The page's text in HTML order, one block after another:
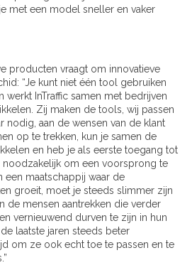
met een model sneller en vaker
producten vraagt om innovatieve
“Je kunt niet één tool gebruiken
werkt InTraffic samen met bedrijven
Zij maken de tools, wij passen
nodig, aan de wensen van de klant
op te trekken, kun je samen de
en heb je als eerste toegang tot
noodzakelijk om een voorsprong te
een maatschappij waar de
groeit, moet je steeds slimmer zijn
de mensen aantrekken die verder
vernieuwend durven te zijn in hun
laatste jaren steeds beter
om ze ook echt toe te passen en te